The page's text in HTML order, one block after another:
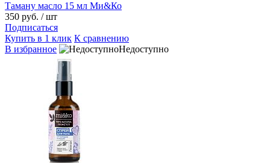
Таману масло 15 мл Ми&Ко
350 руб. / шт
Подписаться
Купить в 1 клик К сравнению
В избранное
Недоступно